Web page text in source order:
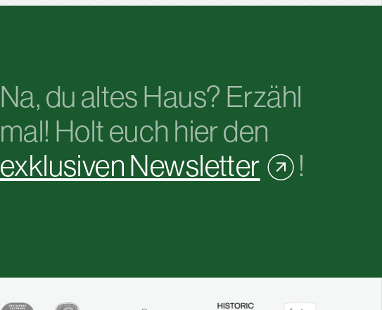
Na, du altes Haus? Erzähl
mal! Holt euch hier den
exklusiven Newsletter
!